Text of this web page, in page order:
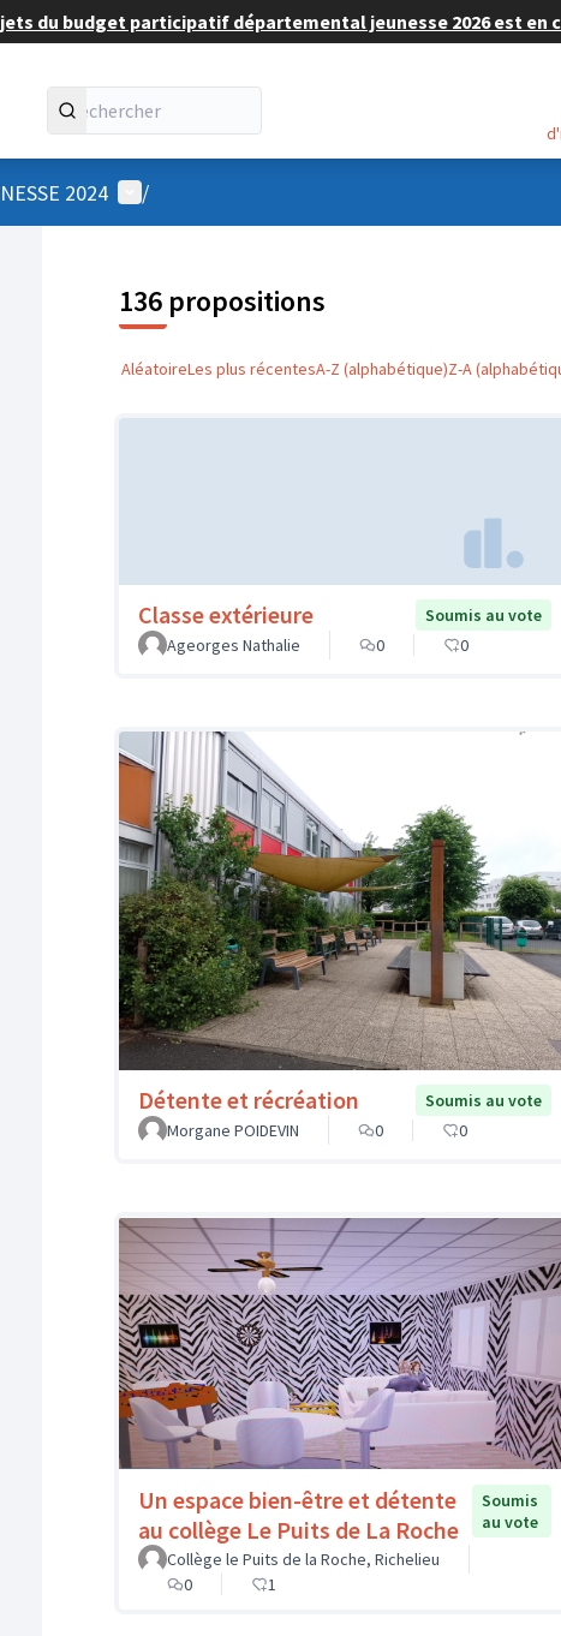
du budget participatif départemental jeunesse 2026 est en
2024 Menu utilisateur
/
136 propositions
AléatoireLes plus récentesA-Z (alphabétique)Z-A
Classe extérieure
Soumis au vote
Ageorges Nathalie
0 0
Détente et récréation
Soumis au vote
Morgane POIDEVIN
0 0
Un espace bien-être et détente
au collège Le Puits de La Roche
Soumis
au vote
Collège le Puits de la Roche, Richelieu
0
1